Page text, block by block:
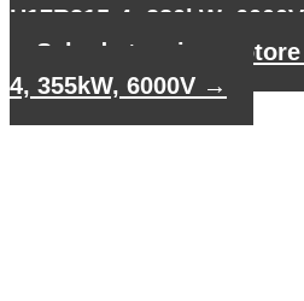
H17R315-4, 280kW, 6000V
Scheda tecnica
4, 355kW, 6000V →